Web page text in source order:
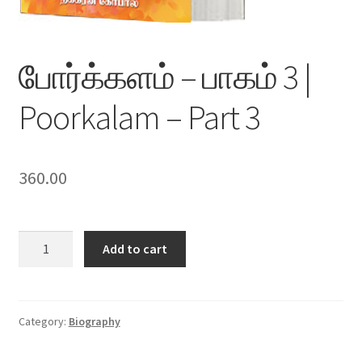
போர்க்களம் – பாகம் 3 |
Poorkalam – Part 3
360.00
|
Add to cart
Category: Biography